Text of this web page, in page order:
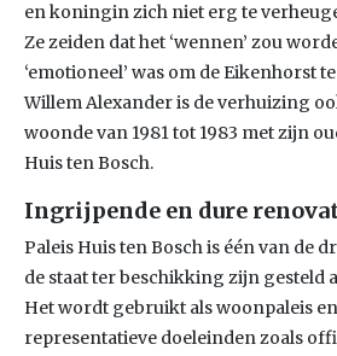
en koningin zich niet erg te
Ze zeiden dat het ‘wennen’ zou
‘emotioneel’ was om de Eikenhorst
Willem Alexander is de verhuizing
woonde van 1981 tot 1983 met zijn
Huis ten Bosch.
Ingrijpende en dure
Paleis Huis ten Bosch is één van de
de staat ter beschikking zijn gesteld
Het wordt gebruikt als woonpaleis
representatieve doeleinden zoals